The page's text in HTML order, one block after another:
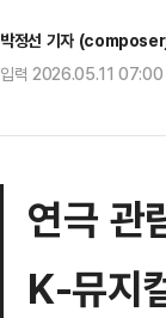
박정선 기자
입력 2026.05.11
연극 관
K-뮤지